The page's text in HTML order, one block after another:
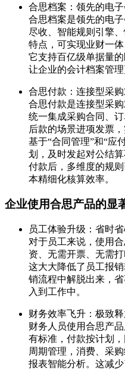
合思档案：领先的电
合思档案是领先的电
尽收、智能规则引擎
特点，可实现业财一
它支持百亿级单据量
让企业的会计档案管理
合思付款：连接型采
合思付款是连接型采
统一集成采购合同、
后款的场景进项发票
基于“合同管理”和“应
划，及时发起对公结
付款后，多维度的规
本精细化核算效率。
企业使用合思产品的显
员工体验升级：省时
对于员工来说，使用
资、无需开票、无需
这大大降低了员工报
销流程中解脱出来，
入到工作中。
财务效率飞升：极致
财务人员使用合思产
有标准，付款按计划
周期管理，消费、采
报表智能分析。这减